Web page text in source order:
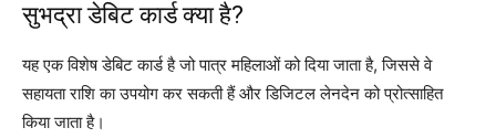
सुभद्रा डेबिट कार्ड क्या है?
यह एक विशेष डेबिट कार्ड है जो पात्र महिलाओं को दिया जाता है, जिससे वे
सहायता राशि का उपयोग कर सकती हैं और डिजिटल लेनदेन को प्रोत्साहित
किया जाता है।